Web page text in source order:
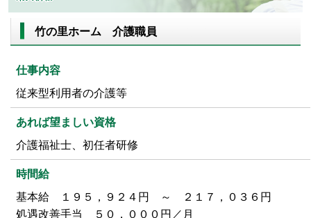
サービスの案内
施設の紹介
求人情報
竹の里ニュース
会報・竹の里ホーム
各種書類
お問い合わせ
第二竹の里ホーム
竹の里ホーム 介護職員
仕事内容
従来型利用者の介護等
あれば望ましい資格
介護福祉士、初任者研修
時間給
基本給 １９５，９２４円 ～ ２１７，０３６円
処遇改善手当 ５０，０００円／月